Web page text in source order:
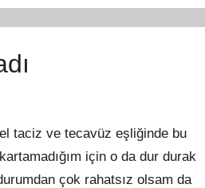
taciz ve tecavüz eşliğinde bu
için o da dur durak
çok rahatsız olsam da